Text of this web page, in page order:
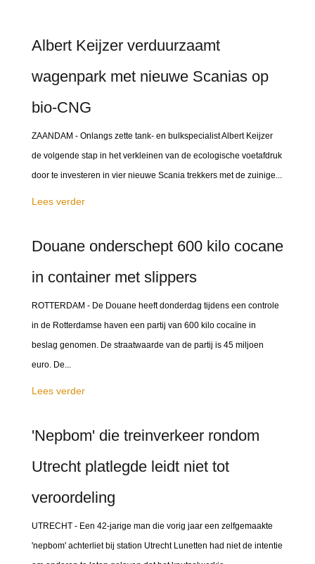
Albert Keijzer verduurzaamt
wagenpark met nieuwe Scanias op
bio-CNG
ZAANDAM - Onlangs zette tank- en bulkspecialist Albert Keijzer
de volgende stap in het verkleinen van de ecologische voetafdruk
door te investeren in vier nieuwe Scania trekkers met de zuinige...
Lees verder
Douane onderschept 600 kilo cocane
in container met slippers
ROTTERDAM - De Douane heeft donderdag tijdens een controle
in de Rotterdamse haven een partij van 600 kilo cocaïne in
beslag genomen. De straatwaarde van de partij is 45 miljoen
euro. De...
Lees verder
'Nepbom' die treinverkeer rondom
Utrecht platlegde leidt niet tot
veroordeling
UTRECHT - Een 42-jarige man die vorig jaar een zelfgemaakte
'nepbom' achterliet bij station Utrecht Lunetten had niet de intentie